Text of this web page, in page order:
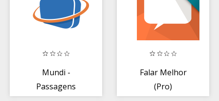
Mundi -
Passagens
Falar Melhor
(Pro)